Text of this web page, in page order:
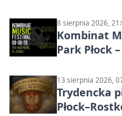
8 sierpnia 2026,
Kombinat
Park Płock
13 sierpnia 2026,
Trydencka